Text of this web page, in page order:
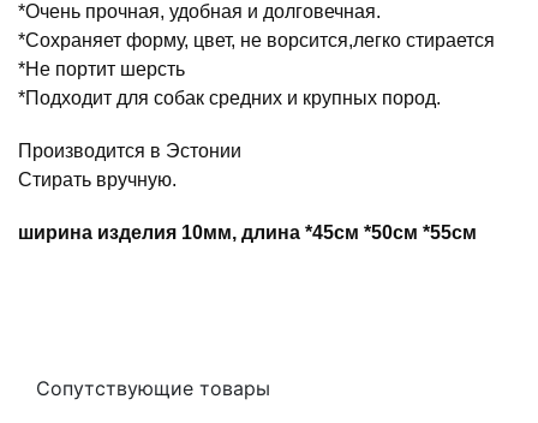
*Очень прочная, удобная и долговечная.
*Сохраняет форму, цвет, не ворсится,легко стирается
*Не портит шерсть
*Подходит для собак средних и крупных пород.
Производится в Эстонии
Стирать вручную.
ширина изделия 10мм, длина *45см *50см *55см
Сопутствующие товары